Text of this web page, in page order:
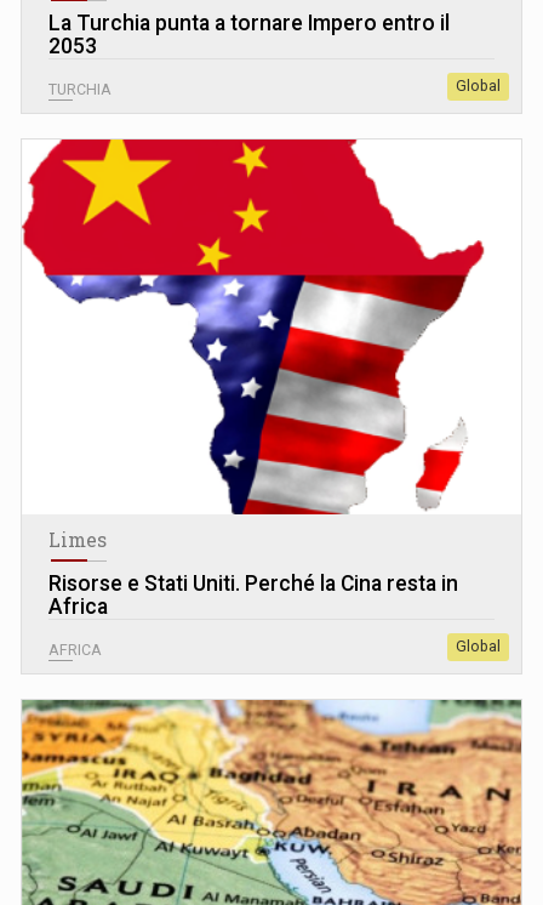
La Turchia punta a tornare Impero entro il
2053
TURCHIA Global
Limes
Risorse e Stati Uniti. Perché la Cina resta in
Africa
AFRICA Global